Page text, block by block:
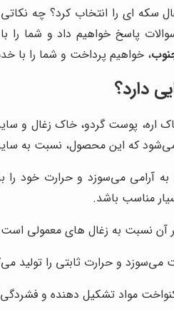
سکه ای را انتخاب کرد؟ چه
پاسخ خواهیم داد و شما را
، خواهیم پرداخت و شما را با
دارد؟
اره، پوست گردو، خاک زغال و
که این محصول، نسبت به سایر
به آرامی می‌سوزد و حرارت خود
مناسب باشد.
آن نسبت به زغال های معمولی
می‌سوزد و حرارت ثابتی را
مواد تشکیل دهنده و